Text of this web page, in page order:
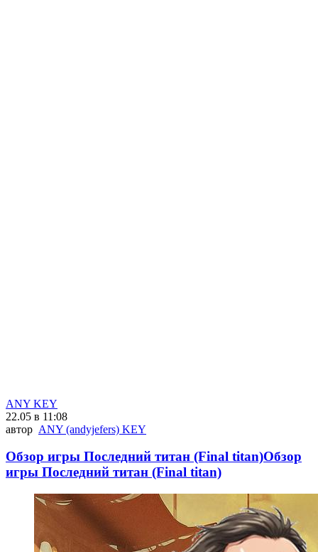
ANY KEY
22.05 в 11:08
автор ANY (andyjefers) KEY
Обзор игры Последний титан (Final titan)Обзор
игры Последний титан (Final titan)